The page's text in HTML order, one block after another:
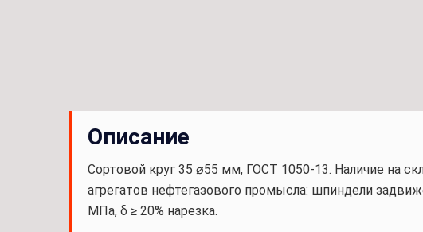
Описание
Сортовой круг 35 ⌀55 мм, ГОСТ 1050-13. Наличие на
агрегатов нефтегазового промысла: шпиндели
МПа, δ ≥ 20% нарезка.